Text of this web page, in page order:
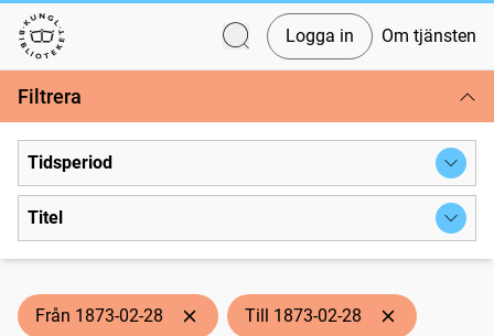
Svenska tidningar
Logga in Om tjänsten
Filtrera
Tidsperiod
Titel
Från 1873-02-28 Till 1873-02-28